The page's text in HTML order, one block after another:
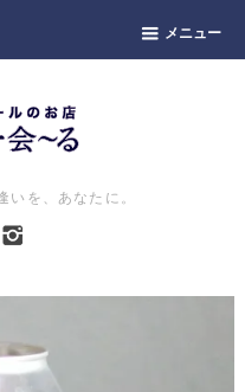
メニュー
いを、あなたに。